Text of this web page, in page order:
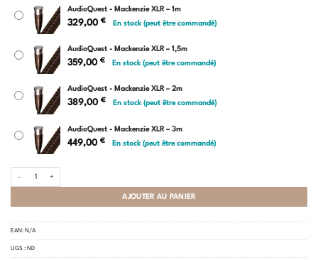
AudioQuest - Mackenzie XLR – 1m
329,00 € En stock (peut être commandé)
AudioQuest - Mackenzie XLR – 1,5m
359,00 € En stock (peut être commandé)
AudioQuest - Mackenzie XLR – 2m
389,00 € En stock (peut être commandé)
AudioQuest - Mackenzie XLR – 3m
449,00 € En stock (peut être commandé)
AJOUTER AU PANIER
EAN: N/A
UGS : ND